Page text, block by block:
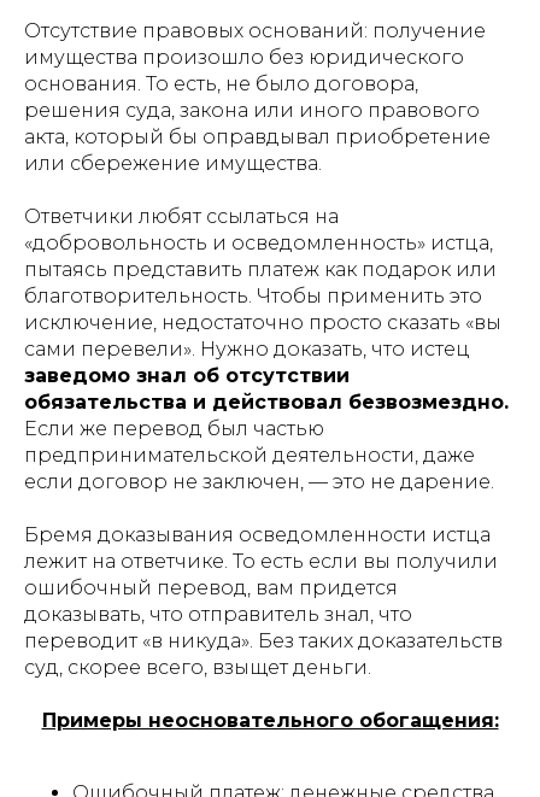
Отсутствие правовых оснований: получение
имущества произошло без юридического
основания. То есть, не было договора,
решения суда, закона или иного правового
акта, который бы оправдывал приобретение
или сбережение имущества.
Ответчики любят ссылаться на
«добровольность и осведомленность» истца,
пытаясь представить платеж как подарок или
благотворительность. Чтобы применить это
исключение, недостаточно просто сказать «вы
сами перевели». Нужно доказать, что истец
заведомо знал об отсутствии
обязательства и действовал безвозмездно.
Если же перевод был частью
предпринимательской деятельности, даже
если договор не заключен, — это не дарение.
Бремя доказывания осведомленности истца
лежит на ответчике. То есть если вы получили
ошибочный перевод, вам придется
доказывать, что отправитель знал, что
переводит «в никуда». Без таких доказательств
суд, скорее всего, взыщет деньги.
Примеры неосновательного обогащения: